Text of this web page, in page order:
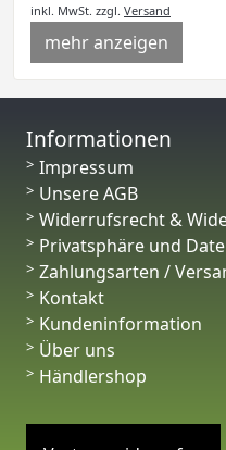
inkl. MwSt. zzgl. Versand
mehr anzeigen
Informationen
Impressum
Unsere AGB
Widerrufsrecht &
Privatsphäre und
Zahlungsarten /
Kontakt
Kundeninformation
Über uns
Händlershop